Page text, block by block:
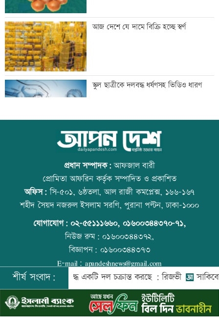
যৌথ প্রতিরক্ষা চুক্তি স্বাক্ষরের পথে সৌদি-
তুরস্ক-পাকিস্তান
বিশ্ববাজারে ফের বাড়ল জ্বালানি তেলের দাম
সিলেটে দুই বাসের সংঘর্ষে প্রাণ গেল
আটজনের
দুপুরের মধ্যে ঝোড়ো হাওয়াসহ বজ্রবৃষ্টি হতে
পারে যেসব অঞ্চলে
ডিএমপির ১২ ঊর্ধ্বতন কর্মকর্তাকে বদলি
জন্মসূত্রে নাগরিকত্ব সীমিত করতে ট্রাম্পের
আজ দেশে যে দামে বিক্রি হচ্ছে স্বর্ণ
স্কুল ছাত্রীকে দলবদ্ধ ধর্ষণসহ ভিডিও ধারণ
আজ বিশ্ব বন্ধু দিবস
প্রতিমন্ত্রীকে ঘিরে ভাইরাল ভিডিওতে ছবি
জুড়ে অপপ্রচার: এলিন
কোরআন-হাদিসে নামাজ না পড়ার শাস্তি
বিশ্ব মাতৃদুগ্ধ দিবস আজ
প্রধান সম্পাদক:আফজাল বারী
প্রোমিতা আফরিন কর্তৃক সম্পাদিত ও প্রকাশিত
অফিস:সি-৫০১, ৬ষ্ঠতলা, আল রাজী কমপ্লেক্স, ১৬৬-১৬৭
শহীদ সৈয়দ নজরুল ইসলাম সরণি, পুরানা পল্টন, ঢাকা-১০০০
যোগাযোগ: ০২-৫৫১১১৬৬০, ০১৬০০৩৪৪৩৭০-৭১,
নিউজ রুম:০১৬০০৩৪৪৩৭২,
বিজ্ঞাপন: ০১৬০০৩৪৪৩৭৩
E-mail: apandeshnews@gmail.com
©২০২৬ |আপন দেশ ডটকমকর্তৃক সর্বসত্ব ® সংরক্ষিত | উন্নয়নে
ইমিথমেকারস.কম
শীর্ষ সংবাদ:
দেশের বিরুদ্ধে একটি দল চক্রান্ত করছে : রিজভী সাকিবের